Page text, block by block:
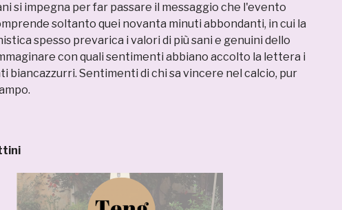
si impegna per far passare il messaggio che l'evento
soltanto quei novanta minuti abbondanti, in cui la
spesso prevarica i valori di più sani e genuini dello
con quali sentimenti abbiano accolto la lettera i
biancazzurri. Sentimenti di chi sa vincere nel calcio, pur